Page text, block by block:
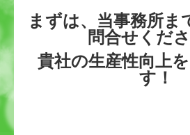
まずは、当事務所ま
問合せくださ
貴社の生産性向上
す！